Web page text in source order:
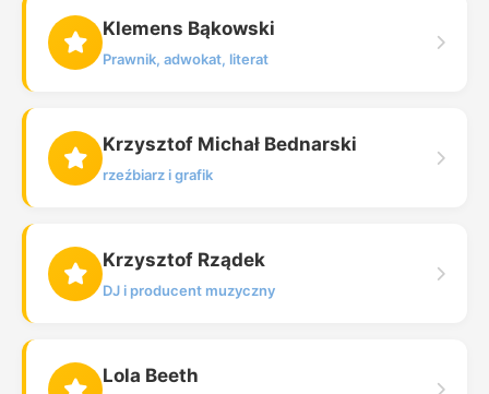
Klemens Bąkowski
Prawnik, adwokat, literat
Krzysztof Michał Bednarski
rzeźbiarz i grafik
Krzysztof Rządek
DJ i producent muzyczny
Lola Beeth